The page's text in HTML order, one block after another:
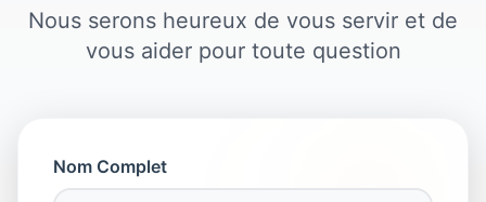
Nous serons heureux de vous servir et de
vous aider pour toute question
Nom Complet